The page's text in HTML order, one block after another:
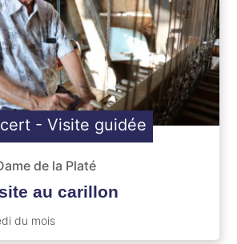
- Visite guidée
de la Platé
au carillon
du mois